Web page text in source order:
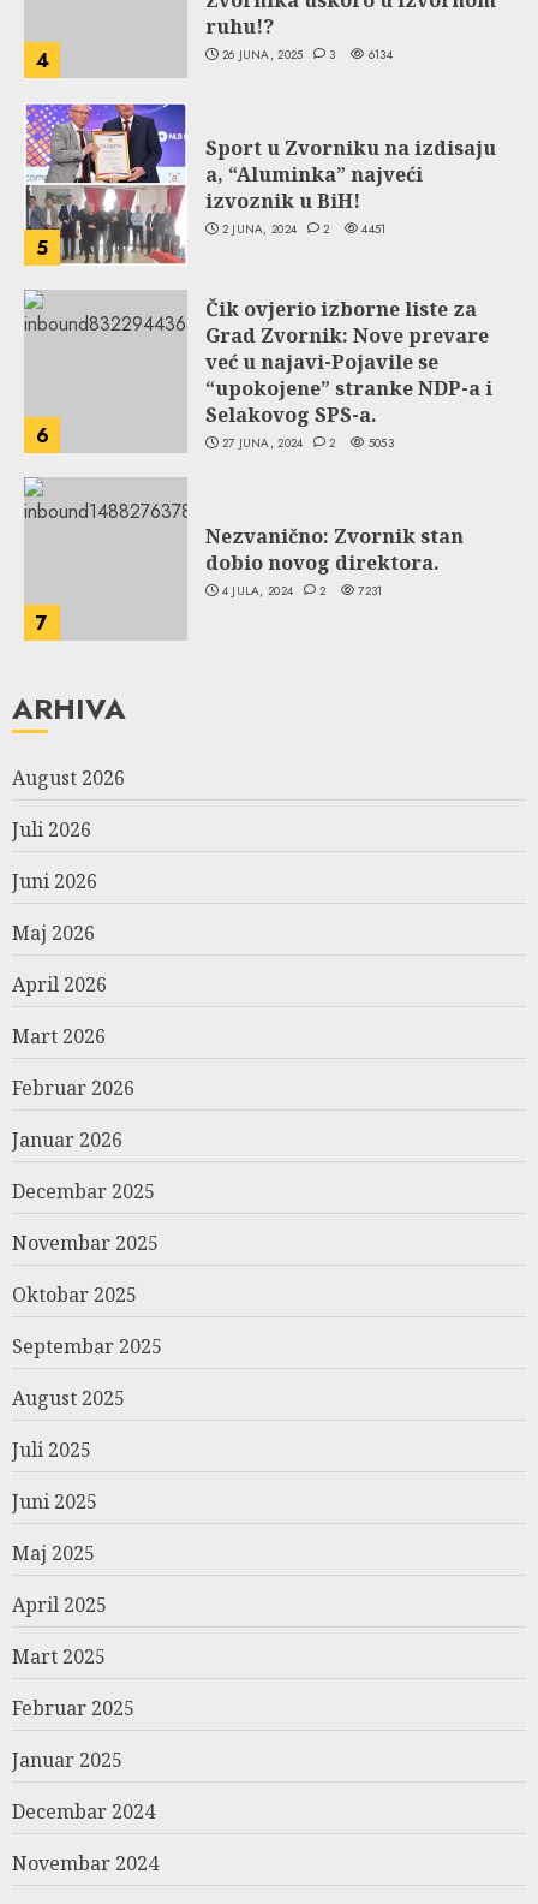
4
ruhu!?
26 JUNA, 2025 3 6134
5
Sport u Zvorniku na izdisaju
a, “Aluminka” najveći
izvoznik u BiH!
2 JUNA, 2024 2 4451
6
Čik ovjerio izborne liste za
Grad Zvornik: Nove prevare
već u najavi-Pojavile se
“upokojene” stranke NDP-a i
Selakovog SPS-a.
27 JUNA, 2024 2 5053
7
Nezvanično: Zvornik stan
dobio novog direktora.
4 JULA, 2024 2 7231
ARHIVA
August 2026
Juli 2026
Juni 2026
Maj 2026
April 2026
Mart 2026
Februar 2026
Januar 2026
Decembar 2025
Novembar 2025
Oktobar 2025
Septembar 2025
August 2025
Juli 2025
Juni 2025
Maj 2025
April 2025
Mart 2025
Februar 2025
Januar 2025
Decembar 2024
Novembar 2024